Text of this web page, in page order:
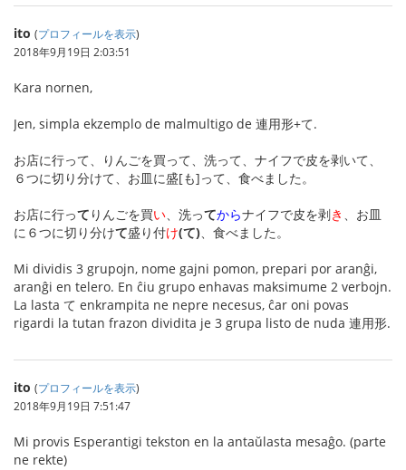
ito (プロフィールを表示)
2018年9月19日 2:03:51
Kara nornen,
Jen, simpla ekzemplo de malmultigo de 連用形+て.
お店に行って、りんごを買って、洗って、ナイフで皮を剥いて、
６つに切り分けて、お皿に盛[も]って、食べました。
お店に行って りんごを買い、洗ってからナイフで皮を剥き 、お皿
に６つに切り分けて盛り付け(て)、食べました。
Mi dividis 3 grupojn, nome gajni pomon, prepari por aranĝi,
aranĝi en telero. En ĉiu grupo enhavas maksimume 2 verbojn.
La lasta て enkrampita ne nepre necesus, ĉar oni povas
rigardi la tutan frazon dividita je 3 grupa listo de nuda 連用形.
ito (プロフィールを表示)
2018年9月19日 7:51:47
Mi provis Esperantigi tekston en la antaŭlasta mesaĝo. (parte
ne rekte)